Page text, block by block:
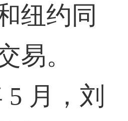
纽约同
易。
5 月，刘